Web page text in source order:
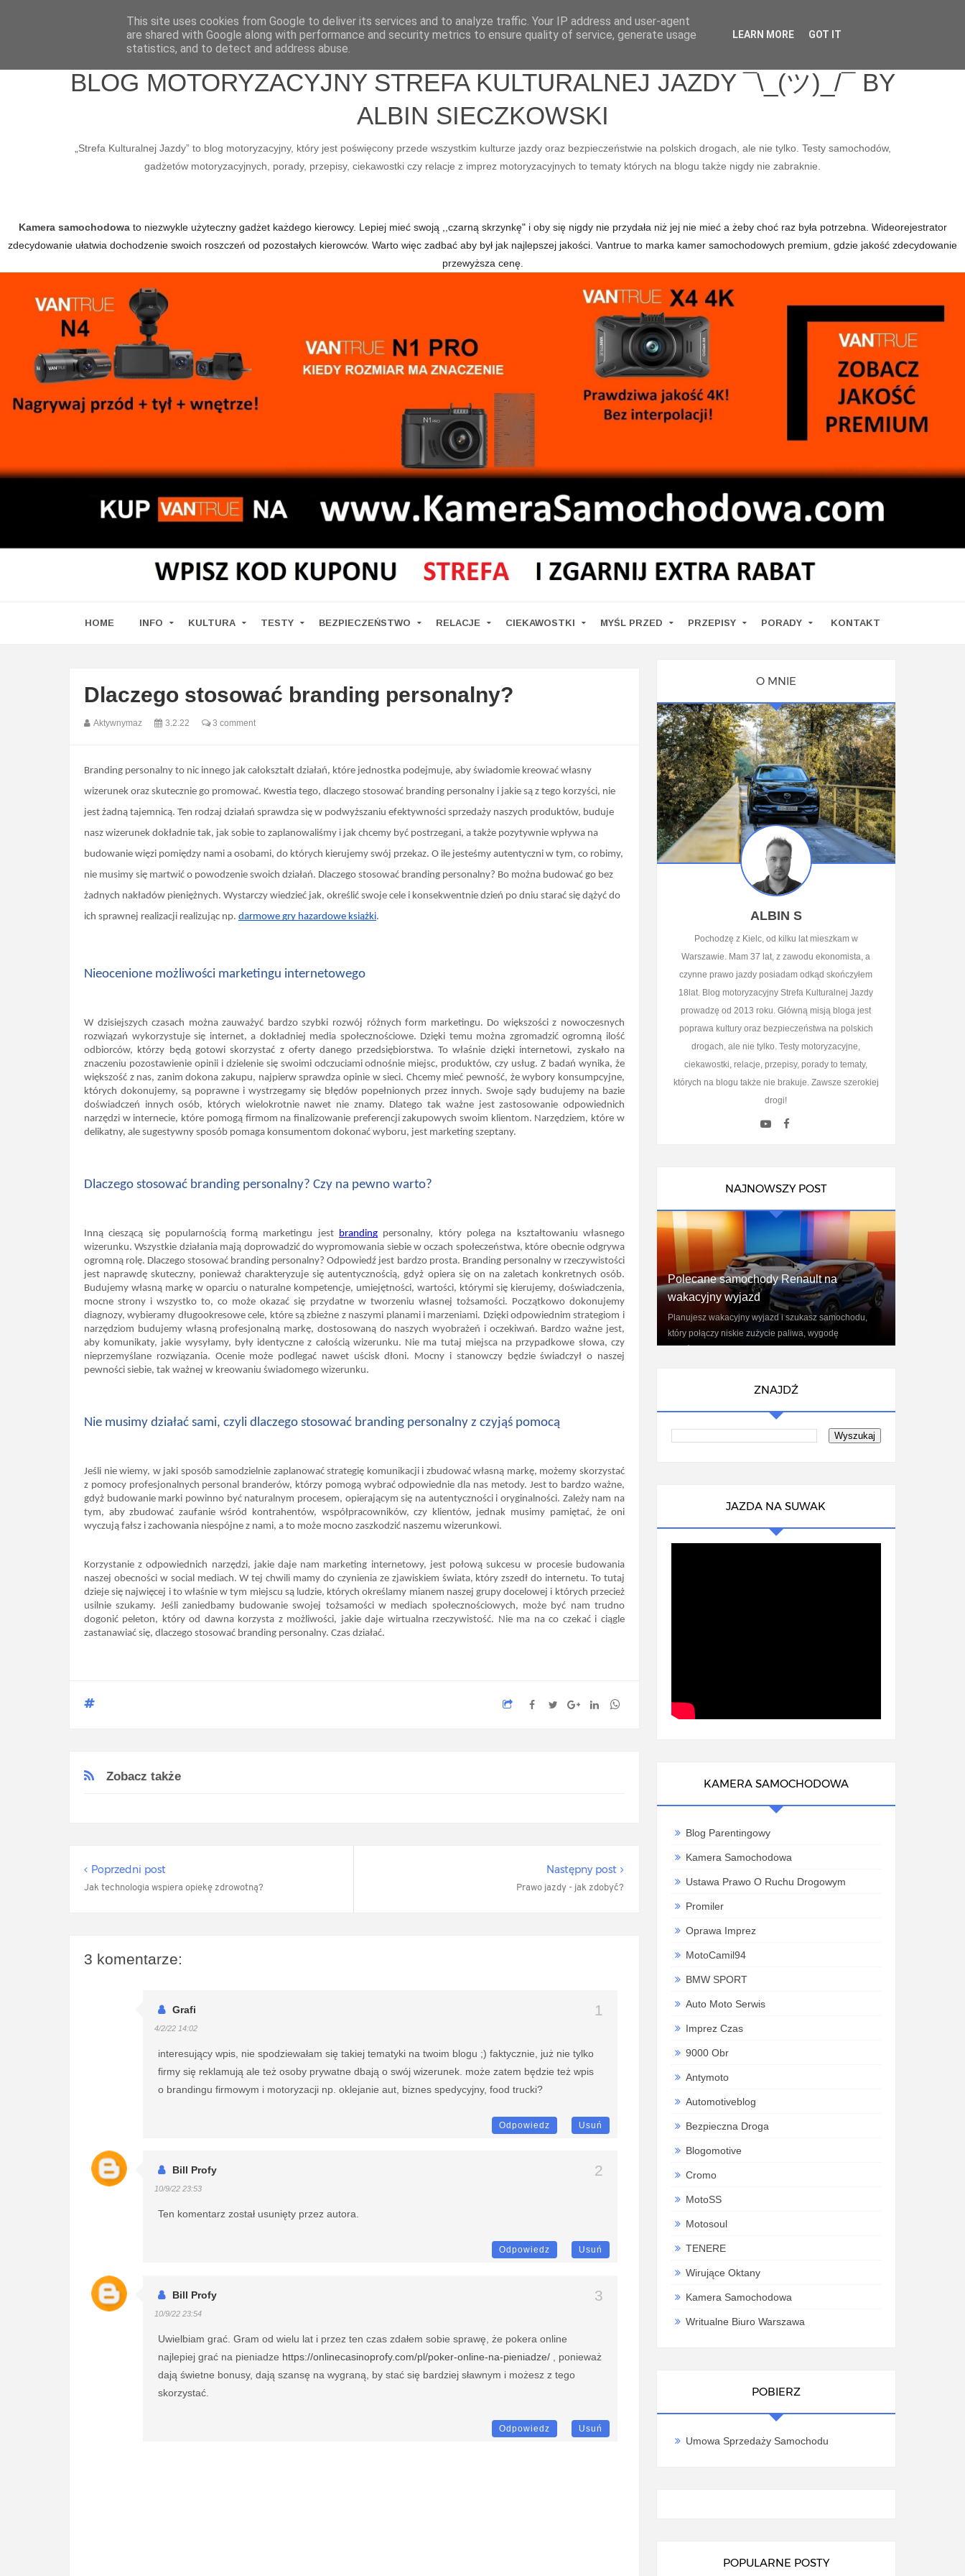
Wlepy Media O mnie Kontakt / Współpraca
BLOG MOTORYZACYJNY STREFA KULTURALNEJ JAZDY ¯\_(ツ)_/¯ BY
ALBIN SIECZKOWSKI
„Strefa Kulturalnej Jazdy” to blog motoryzacyjny, który jest poświęcony przede wszystkim kulturze jazdy oraz bezpieczeństwie na polskich drogach, ale nie tylko. Testy samochodów,
gadżetów motoryzacyjnych, porady, przepisy, ciekawostki czy relacje z imprez motoryzacyjnych to tematy których na blogu także nigdy nie zabraknie.
Kamera samochodowato niezwykle użyteczny gadżet każdego kierowcy. Lepiej mieć swoją ,,czarną skrzynkę" i oby się nigdy nie przydała niż jej nie mieć a żeby choć raz była potrzebna. Wideorejestrator
zdecydowanie ułatwia dochodzenie swoich roszczeń od pozostałych kierowców. Warto więc zadbać aby był jak najlepszej jakości. Vantrue to marka kamer samochodowych premium, gdzie jakość zdecydowanie
przewyższa cenę.
HOME INFO KULTURA TESTY BEZPIECZEŃSTWO RELACJE CIEKAWOSTKI MYŚL PRZED PRZEPISY PORADY KONTAKT
Dlaczego stosować branding personalny?
Aktywnymaz 3.2.22 3 comment
Branding personalny to nic innego jak całokształt działań, które jednostka podejmuje, aby świadomie kreować własny
wizerunek oraz skutecznie go promować. Kwestia tego, dlaczego stosować branding personalny i jakie są z tego korzyści, nie
jest żadną tajemnicą. Ten rodzaj działań sprawdza się w podwyższaniu efektywności sprzedaży naszych produktów, buduje
nasz wizerunek dokładnie tak, jak sobie to zaplanowaliśmy i jak chcemy być postrzegani, a także pozytywnie wpływa na
budowanie więzi pomiędzy nami a osobami, do których kierujemy swój przekaz. O ile jesteśmy autentyczni w tym, co robimy,
nie musimy się martwić o powodzenie swoich działań. Dlaczego stosować branding personalny? Bo można budować go bez
żadnych nakładów pieniężnych. Wystarczy wiedzieć jak, określić swoje cele i konsekwentnie dzień po dniu starać się dążyć do
ich sprawnej realizacji realizując np. darmowe gry hazardowe książki.
Nieocenione możliwości marketingu internetowego
W dzisiejszych czasach można zauważyć bardzo szybki rozwój różnych form marketingu. Do większości z nowoczesnych
rozwiązań wykorzystuje się internet, a dokładniej media społecznościowe. Dzięki temu można zgromadzić ogromną ilość
odbiorców, którzy będą gotowi skorzystać z oferty danego przedsiębiorstwa. To właśnie dzięki internetowi, zyskało na
znaczeniu pozostawienie opinii i dzielenie się swoimi odczuciami odnośnie miejsc, produktów, czy usług. Z badań wynika, że
większość z nas, zanim dokona zakupu, najpierw sprawdza opinie w sieci. Chcemy mieć pewność, że wybory konsumpcyjne,
których dokonujemy, są poprawne i wystrzegamy się błędów popełnionych przez innych. Swoje sądy budujemy na bazie
doświadczeń innych osób, których wielokrotnie nawet nie znamy. Dlatego tak ważne jest zastosowanie odpowiednich
narzędzi w internecie, które pomogą firmom na finalizowanie preferencji zakupowych swoim klientom. Narzędziem, które w
delikatny, ale sugestywny sposób pomaga konsumentom dokonać wyboru, jest marketing szeptany.
Dlaczego stosować branding personalny? Czy na pewno warto?
Inną cieszącą się popularnością formą marketingu jest branding personalny, który polega na kształtowaniu własnego
wizerunku. Wszystkie działania mają doprowadzić do wypromowania siebie w oczach społeczeństwa, które obecnie odgrywa
ogromną rolę. Dlaczego stosować branding personalny? Odpowiedź jest bardzo prosta. Branding personalny w rzeczywistości
jest naprawdę skuteczny, ponieważ charakteryzuje się autentycznością, gdyż opiera się on na zaletach konkretnych osób.
Budujemy własną markę w oparciu o naturalne kompetencje, umiejętności, wartości, którymi się kierujemy, doświadczenia,
mocne strony i wszystko to, co może okazać się przydatne w tworzeniu własnej tożsamości. Początkowo dokonujemy
diagnozy, wybieramy długookresowe cele, które są zbieżne z naszymi planami i marzeniami. Dzięki odpowiednim strategiom i
narzędziom budujemy własną profesjonalną markę, dostosowaną do naszych wyobrażeń i oczekiwań. Bardzo ważne jest,
aby komunikaty, jakie wysyłamy, były identyczne z całością wizerunku. Nie ma tutaj miejsca na przypadkowe słowa, czy
nieprzemyślane rozwiązania. Ocenie może podlegać nawet uścisk dłoni. Mocny i stanowczy będzie świadczył o naszej
pewności siebie, tak ważnej w kreowaniu świadomego wizerunku.
Nie musimy działać sami, czyli dlaczego stosować branding personalny z czyjąś pomocą
Jeśli nie wiemy, w jaki sposób samodzielnie zaplanować strategię komunikacji i zbudować własną markę, możemy skorzystać
z pomocy profesjonalnych personal branderów, którzy pomogą wybrać odpowiednie dla nas metody. Jest to bardzo ważne,
gdyż budowanie marki powinno być naturalnym procesem, opierającym się na autentyczności i oryginalności. Zależy nam na
tym, aby zbudować zaufanie wśród kontrahentów, współpracowników, czy klientów, jednak musimy pamiętać, że oni
wyczują fałsz i zachowania niespójne z nami, a to może mocno zaszkodzić naszemu wizerunkowi.
Korzystanie z odpowiednich narzędzi, jakie daje nam marketing internetowy, jest połową sukcesu w procesie budowania
naszej obecności w social mediach. W tej chwili mamy do czynienia ze zjawiskiem świata, który zszedł do internetu. To tutaj
dzieje się najwięcej i to właśnie w tym miejscu są ludzie, których określamy mianem naszej grupy docelowej i których przecież
usilnie szukamy. Jeśli zaniedbamy budowanie swojej tożsamości w mediach społecznościowych, może być nam trudno
dogonić peleton, który od dawna korzysta z możliwości, jakie daje wirtualna rzeczywistość. Nie ma na co czekać i ciągle
zastanawiać się, dlaczego stosować branding personalny. Czas działać.
Zobacz także
Następny post
Prawo jazdy - jak zdobyć?
Poprzedni post
Jak technologia wspiera opiekę zdrowotną?
3 komentarze:
Grafi
4/2/22 14:02
interesujący wpis, nie spodziewałam się takiej tematyki na twoim blogu ;) faktycznie, już nie tylko
firmy się reklamują ale też osoby prywatne dbają o swój wizerunek. może zatem będzie też wpis
o brandingu firmowym i motoryzacji np. oklejanie aut, biznes spedycyjny, food trucki?
Odpowiedz Usuń
Bill Profy
10/9/22 23:53
Ten komentarz został usunięty przez autora.
Odpowiedz Usuń
Bill Profy
10/9/22 23:54
Uwielbiam grać. Gram od wielu lat i przez ten czas zdałem sobie sprawę, że pokera online
najlepiej grać na pieniadze https://onlinecasinoprofy.com/pl/poker-online-na-pieniadze/ , ponieważ
dają świetne bonusy, dają szansę na wygraną, by stać się bardziej sławnym i możesz z tego
skorzystać.
Odpowiedz Usuń
O MNIE
ALBIN S
Pochodzę z Kielc, od kilku lat mieszkam w
Warszawie. Mam 37 lat, z zawodu ekonomista, a
czynne prawo jazdy posiadam odkąd skończyłem
18lat. Blog motoryzacyjny Strefa Kulturalnej Jazdy
prowadzę od 2013 roku. Główną misją bloga jest
poprawa kultury oraz bezpieczeństwa na polskich
drogach, ale nie tylko. Testy motoryzacyjne,
ciekawostki, relacje, przepisy, porady to tematy,
których na blogu także nie brakuje. Zawsze szerokiej
drogi!
NAJNOWSZY POST
Polecane samochody Renault na
wakacyjny wyjazd
Planujesz wakacyjny wyjazd i szukasz samochodu,
który połączy niskie zużycie paliwa, wygodę
ZNAJDŹ
JAZDA NA SUWAK
KAMERA SAMOCHODOWA
Blog Parentingowy
Kamera Samochodowa
Ustawa Prawo O Ruchu Drogowym
Promiler
Oprawa Imprez
MotoCamil94
BMW SPORT
Auto Moto Serwis
Imprez Czas
9000 Obr
Antymoto
Automotiveblog
Bezpieczna Droga
Blogomotive
Cromo
MotoSS
Motosoul
TENERE
Wirujące Oktany
Kamera Samochodowa
Writualne Biuro Warszawa
POBIERZ
Umowa Sprzedaży Samochodu
POPULARNE POSTY
This site uses cookies from Google to deliver its services and to analyze traffic. Your IP address and user-agent
are shared with Google along with performance and security metrics to ensure quality of service, generate usage
statistics, and to detect and address abuse.
LEARN MORE GOT IT